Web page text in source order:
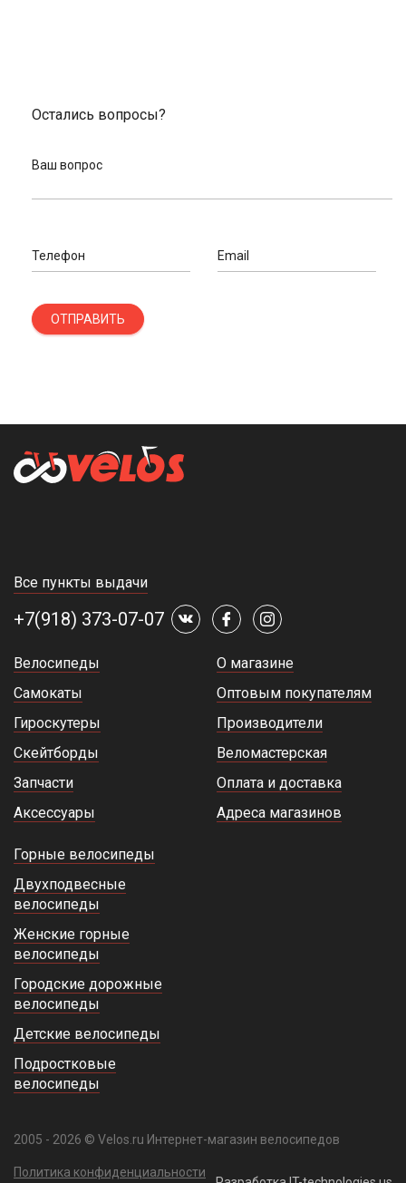
Остались вопросы?
Ваш вопрос
Телефон Email
ОТПРАВИТЬ
Все пункты выдачи
+7(918) 373-07-07
Велосипеды
Самокаты
Гироскутеры
Скейтборды
Запчасти
Аксессуары
О магазине
Оптовым покупателям
Производители
Веломастерская
Оплата и доставка
Адреса магазинов
Горные велосипеды
Двухподвесные
велосипеды
Женские горные
велосипеды
Городские дорожные
велосипеды
Детские велосипеды
Подростковые
велосипеды
2005 - 2026 © Velos.ru Интернет-магазин велосипедов
Политика конфиденциальности